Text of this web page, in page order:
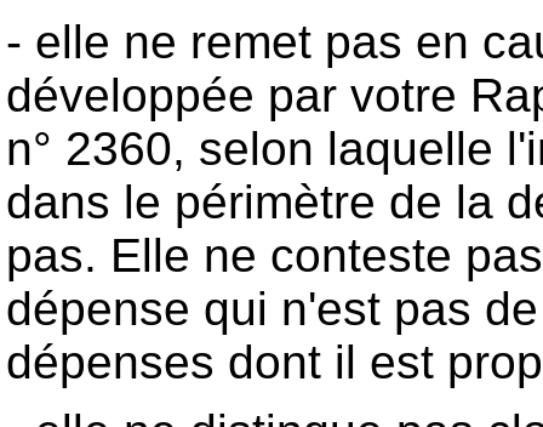
- elle ne remet pas en
développée par votre
n° 2360, selon laquelle
dans le périmètre de la
pas. Elle ne conteste
dépense qui n'est pas
dépenses dont il est